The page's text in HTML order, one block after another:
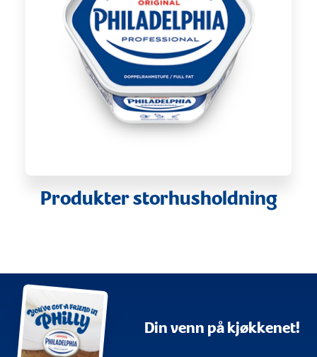
Produkter storhusholdning
Din venn på kjøkkenet!